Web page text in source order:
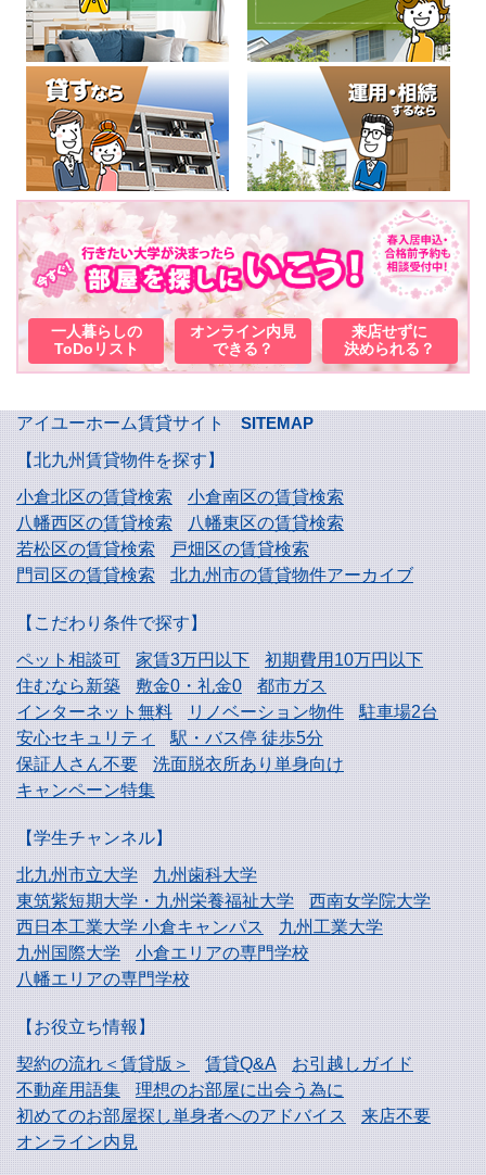
一人暮らしの
ToDoリスト
オンライン内見
できる？
来店せずに
決められる？
アイユーホーム賃貸サイト
SITEMAP
【北九州賃貸物件を探す】
小倉北区の賃貸検索
小倉南区の賃貸検索
八幡西区の賃貸検索
八幡東区の賃貸検索
若松区の賃貸検索
戸畑区の賃貸検索
門司区の賃貸検索
北九州市の賃貸物件アーカイブ
【こだわり条件で探す】
ペット相談可
家賃3万円以下
初期費用10万円以下
住むなら新築
敷金0・礼金0
都市ガス
インターネット無料
リノベーション物件
駐車場2台
安心セキュリティ
駅・バス停 徒歩5分
保証人さん不要
洗面脱衣所あり単身向け
キャンペーン特集
【学生チャンネル】
北九州市立大学
九州歯科大学
東筑紫短期大学・九州栄養福祉大学
西南女学院大学
西日本工業大学小倉キャンパス
九州工業大学
九州国際大学
小倉エリアの専門学校
八幡エリアの専門学校
【お役立ち情報】
契約の流れ＜賃貸版＞
賃貸Q&A
お引越しガイド
不動産用語集
理想のお部屋に出会う為に
初めてのお部屋探し単身者へのアドバイス
来店不要
オンライン内見